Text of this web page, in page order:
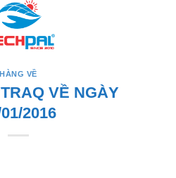
HÀNG VỀ
VỀ NGÀY
2016